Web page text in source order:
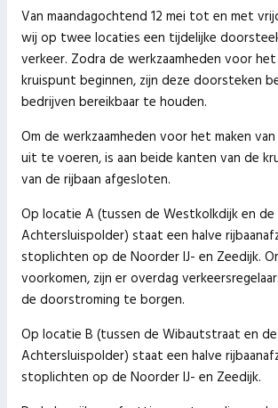
Van maandagochtend 12 mei tot en met
wij op twee locaties een tijdelijke
verkeer. Zodra de werkzaamheden voor het
kruispunt beginnen, zijn deze doorsteken
bedrijven bereikbaar te houden.
Om de werkzaamheden voor het maken
uit te voeren, is aan beide kanten van de
van de rijbaan afgesloten.
Op locatie A (tussen de Westkolkdijk en de
Achtersluispolder) staat een halve
stoplichten op de Noorder IJ- en Zeedijk.
voorkomen, zijn er overdag
de doorstroming te borgen.
Op locatie B (tussen de Wibautstraat en de
Achtersluispolder) staat een halve
stoplichten op de Noorder IJ- en Zeedijk.